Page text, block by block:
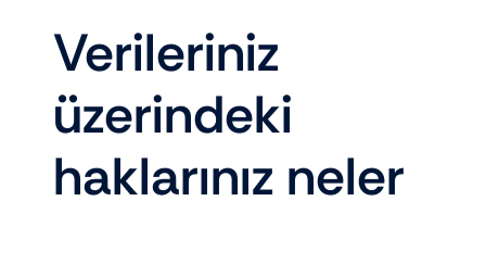
Verileriniz
üzerindeki
haklarınız neler